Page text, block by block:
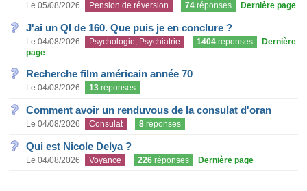
Le 05/08/2026 Pension de réversion 74 réponses Dernière page
J'ai un QI de 160. Que puis je en conclure ?
Le 04/08/2026 Psychologie, Psychiatrie 1404 réponses
Dernière
page
Recherche film américain année 70
Le 04/08/2026 13 réponses
Comment avoir un renduvous de la consulat d'oran
Le 04/08/2026 Consulat 8 réponses
Qui est Nicole Delya ?
Le 04/08/2026 Voyance 226 réponses Dernière page